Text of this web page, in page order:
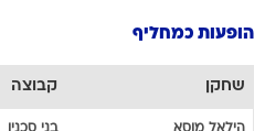
הופעות כמחליף
שחקן קבוצה